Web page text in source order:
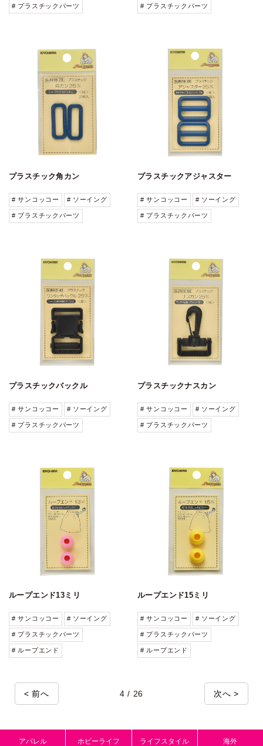
# プラスチックパーツ # プラスチックパーツ
プラスチック角カン
# サンコッコー # ソーイング
# プラスチックパーツ
プラスチックアジャスター
# サンコッコー # ソーイング
# プラスチックパーツ
プラスチックバックル
# サンコッコー # ソーイング
# プラスチックパーツ
プラスチックナスカン
# サンコッコー # ソーイング
# プラスチックパーツ
ループエンド13ミリ
# サンコッコー # ソーイング
# プラスチックパーツ
# ループエンド
ループエンド15ミリ
# サンコッコー # ソーイング
# プラスチックパーツ
# ループエンド
< 前へ 4 / 26 次へ >
アパレル ホビーライフ ライフスタイル 海外